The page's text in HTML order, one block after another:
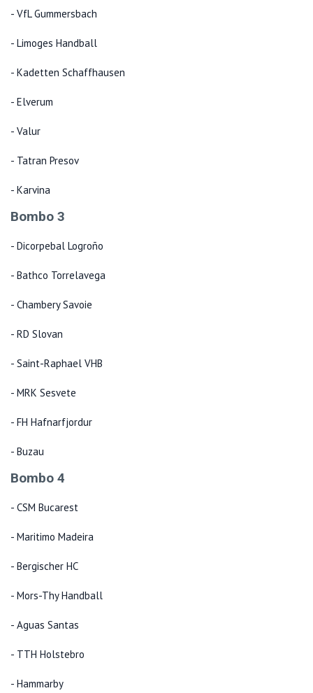
- VfL Gummersbach
- Limoges Handball
- Kadetten Schaffhausen
- Elverum
- Valur
- Tatran Presov
- Karvina
Bombo 3
- Dicorpebal Logroño
- Bathco Torrelavega
- Chambery Savoie
- RD Slovan
- Saint-Raphael VHB
- MRK Sesvete
- FH Hafnarfjordur
- Buzau
Bombo 4
- CSM Bucarest
- Maritimo Madeira
- Bergischer HC
- Mors-Thy Handball
- Aguas Santas
- TTH Holstebro
- Hammarby